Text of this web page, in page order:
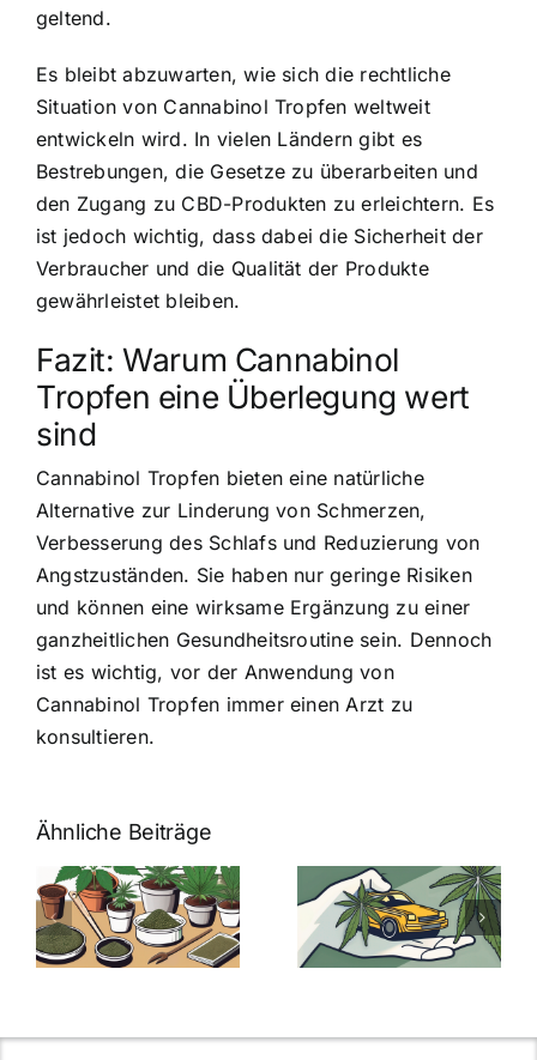
geltend.
Es bleibt abzuwarten, wie sich die rechtliche
Situation von Cannabinol Tropfen weltweit
entwickeln wird. In vielen Ländern gibt es
Bestrebungen, die Gesetze zu überarbeiten und
den Zugang zu CBD-Produkten zu erleichtern. Es
ist jedoch wichtig, dass dabei die Sicherheit der
Verbraucher und die Qualität der Produkte
gewährleistet bleiben.
Fazit: Warum Cannabinol
Tropfen eine Überlegung wert
sind
Cannabinol Tropfen bieten eine natürliche
Alternative zur Linderung von Schmerzen,
Verbesserung des Schlafs und Reduzierung von
Angstzuständen. Sie haben nur geringe Risiken
und können eine wirksame Ergänzung zu einer
ganzheitlichen Gesundheitsroutine sein. Dennoch
ist es wichtig, vor der Anwendung von
Cannabinol Tropfen immer einen Arzt zu
konsultieren.
Ähnliche Beiträge
Neue THC-
Grenzwert-
Regelung:
Was Sie über
Cannabis und
müssen
Cannabis
Samen
kaufen: Alles
was Sie